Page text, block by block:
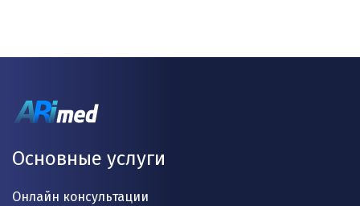
Основные услуги
Онлайн консультации